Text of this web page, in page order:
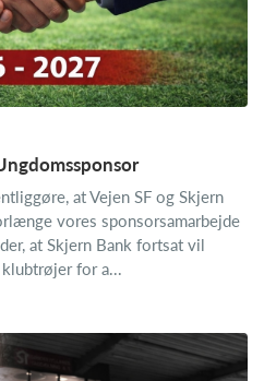
at Vejen SF og Skjern
vores sponsorsamarbejde
at Skjern Bank fortsat vil
for a...